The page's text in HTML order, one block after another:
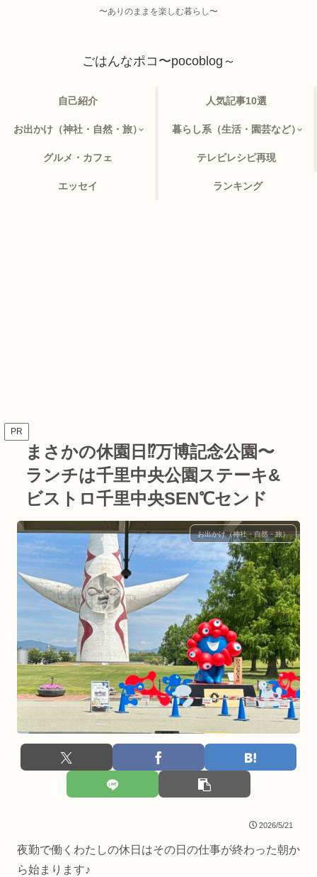
〜ありのままを楽しむ暮らし〜
ごはんなポコ〜pocoblog～
自己紹介 人気記事10選
お出かけ（神社・自然・旅） 暮らし系（生活・園芸など）
グルメ・カフェ テレビレシピ再現
エッセイ ランキング
PR
まさかの休園日⁉︎万博記念公園〜
ランチは千里中央公園ステーキ&
ビストロ千里中央SEN℃センド
お出かけ（神社・自然・旅）
2026/5/21
夜勤で働くわたしの休日はその日の仕事が終わった朝か
ら始まります♪